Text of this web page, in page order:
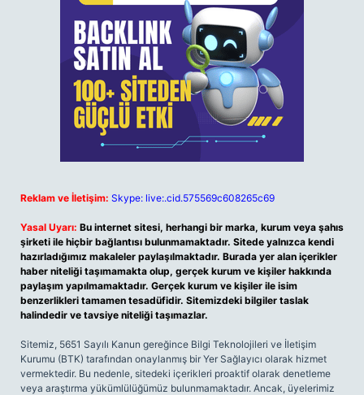
Reklam ve İletişim: Skype: live:.cid.575569c608265c69
Yasal Uyarı: Bu internet sitesi, herhangi bir marka, kurum veya şahıs
şirketi ile hiçbir bağlantısı bulunmamaktadır. Sitede yalnızca kendi
hazırladığımız makaleler paylaşılmaktadır. Burada yer alan içerikler
haber niteliği taşımamakta olup, gerçek kurum ve kişiler hakkında
paylaşım yapılmamaktadır. Gerçek kurum ve kişiler ile isim
benzerlikleri tamamen tesadüfidir. Sitemizdeki bilgiler taslak
halindedir ve tavsiye niteliği taşımazlar.
Sitemiz, 5651 Sayılı Kanun gereğince Bilgi Teknolojileri ve İletişim
Kurumu (BTK) tarafından onaylanmış bir Yer Sağlayıcı olarak hizmet
vermektedir. Bu nedenle, sitedeki içerikleri proaktif olarak denetleme
veya araştırma yükümlülüğümüz bulunmamaktadır. Ancak, üyelerimiz